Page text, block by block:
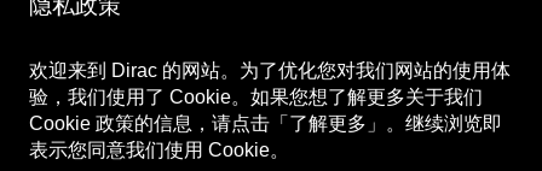
隐私政策
欢迎来到 Dirac 的网站。为了优化您对我们网站的使用体
验，我们使用了 Cookie。如果您想了解更多关于我们
Cookie 政策的信息，请点击「了解更多」。继续浏览即
表示您同意我们使用 Cookie。
使用条款
关注我们
微博